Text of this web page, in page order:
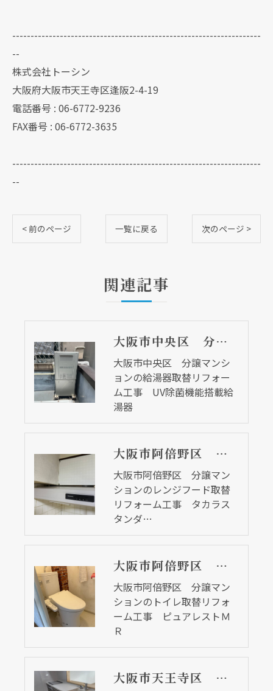
--------------------------------------------------------------------
--
株式会社トーシン
大阪府大阪市天王寺区逢阪2-4-19
電話番号 : 06-6772-9236
FAX番号 : 06-6772-3635
--------------------------------------------------------------------
--
< 前のページ 一覧に戻る 次のページ >
関連記事
大阪市中央区 分譲マンションの給湯器取替リフォーム工事 UV除菌機能搭載給湯器
大阪市中央区 分譲マンシ
ョンの給湯器取替リフォー
ム工事 UV除菌機能搭載給
湯器
大阪市阿倍野区 分譲マンションのレンジフード取替リフォーム工事 タカラスタンダード
大阪市阿倍野区 分譲マン
ションのレンジフード取替
リフォーム工事 タカラス
タンダ…
大阪市阿倍野区 分譲マンションのトイレ取替リフォーム工事 ピュアレストＭＲ
大阪市阿倍野区 分譲マン
ションのトイレ取替リフォ
ーム工事 ピュアレストＭ
Ｒ
大阪市天王寺区 分譲マンションのフルリフォーム工事④ キッチンリフォーム